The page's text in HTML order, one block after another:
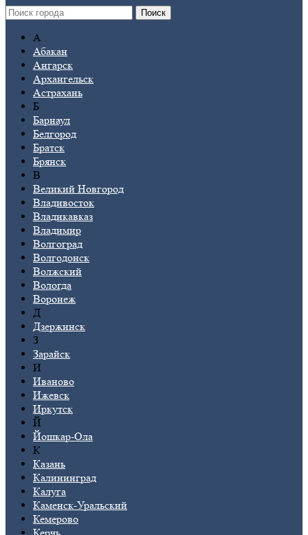
Поиск
А
Абакан
Ангарск
Архангельск
Астрахань
Б
Барнаул
Белгород
Братск
Брянск
В
Великий Новгород
Владивосток
Владикавказ
Владимир
Волгоград
Волгодонск
Волжский
Вологда
Воронеж
Д
Дзержинск
З
Зарайск
И
Иваново
Ижевск
Иркутск
Й
Йошкар-Ола
К
Казань
Калининград
Калуга
Каменск-Уральский
Кемерово